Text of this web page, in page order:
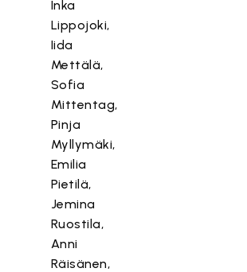
Inka
Lippojoki,
Iida
Mettälä,
Sofia
Mittentag,
Pinja
Myllymäki,
Emilia
Pietilä,
Jemina
Ruostila,
Anni
Räisänen,